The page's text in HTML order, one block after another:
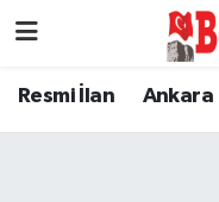
Resmi İlan Ankara